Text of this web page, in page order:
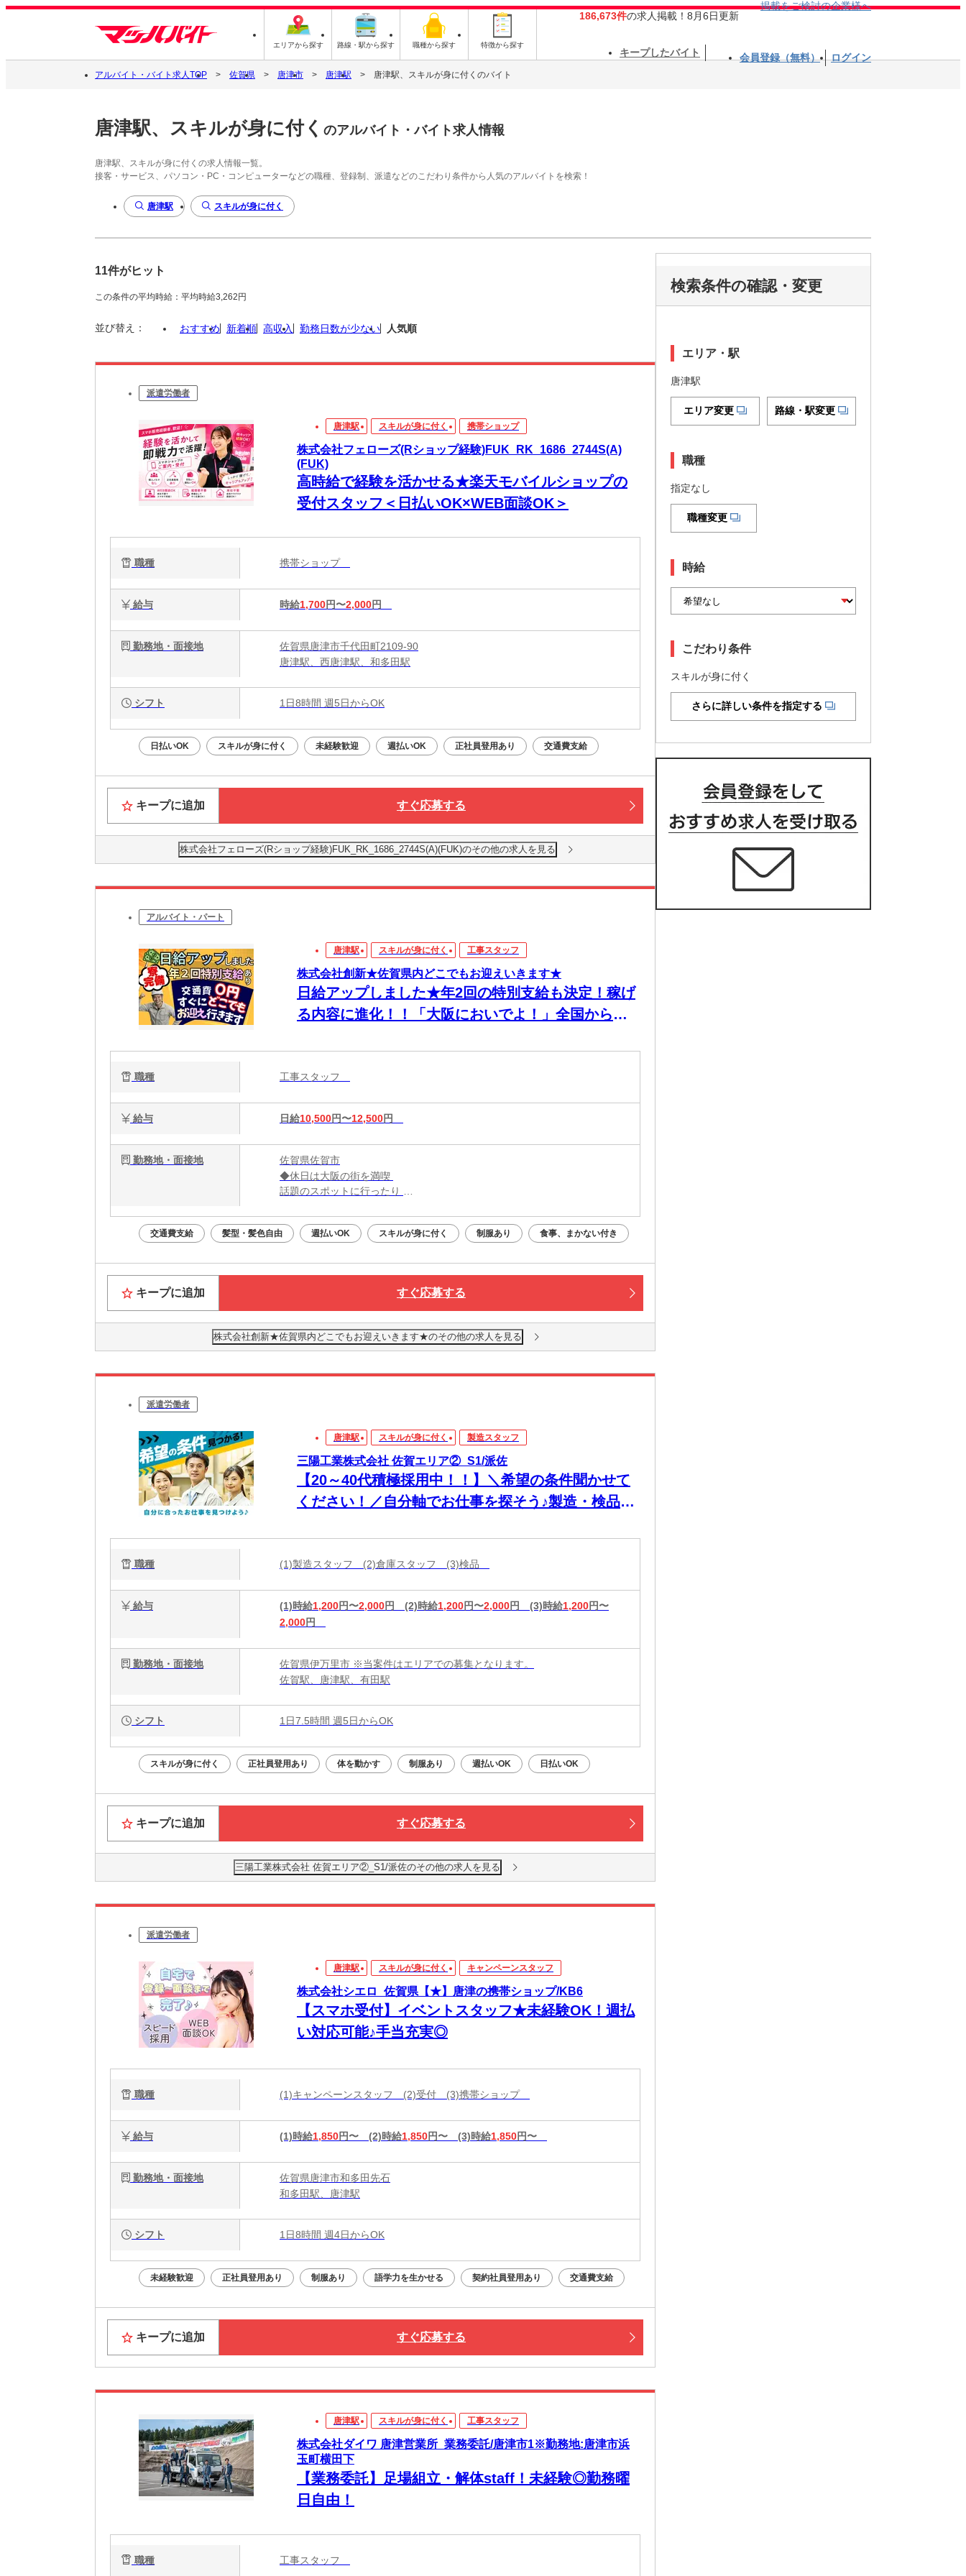
エリアから探す 路線・駅から探す 職種から探す 特徴から探す
186,673件の求人掲載！8月6日更新
掲載をご検討の企業様へ
キープしたバイト 会員登録（無料） ログイン
アルバイト・バイト求人TOP 佐賀県 唐津市 唐津駅 唐津駅、スキルが身に付くのバイト
唐津駅、スキルが身に付く のアルバイト・バイト求人情報
唐津駅、スキルが身に付くの求人情報一覧。
接客・サービス、パソコン・PC・コンピューターなどの職種、登録制、派遣などのこだわり条件から人気のアルバイトを検索！
唐津駅 スキルが身に付く
11件がヒット
この条件の平均時給：平均時給3,262円
並び替え： おすすめ 新着順 高収入 勤務日数が少ない 人気順
派遣労働者
唐津駅 スキルが身に付く 携帯ショップ
株式会社フェローズ(Rショップ経験)FUK_RK_1686_2744S(A)
(FUK)
高時給で経験を活かせる★楽天モバイルショップの
受付スタッフ＜日払いOK×WEB面談OK＞
職種 携帯ショップ
給与 時給1,700円〜2,000円
勤務地・面接地
佐賀県唐津市千代田町2109-90
唐津駅、西唐津駅、和多田駅
シフト 1日8時間 週5日からOK
日払いOK スキルが身に付く 未経験歓迎 週払いOK 正社員登用あり 交通費支給
キープに追加 すぐ応募する
株式会社フェローズ(Rショップ経験)FUK_RK_1686_2744S(A)(FUK)のその他の求人を見る
アルバイト・パート
唐津駅 スキルが身に付く 工事スタッフ
株式会社創新★佐賀県内どこでもお迎えいきます★
日給アップしました★年2回の特別支給も決定！稼げ
る内容に進化！！「大阪においでよ！」全国からス
職種 工事スタッフ
給与 日給10,500円〜12,500円
勤務地・面接地
佐賀県佐賀市
◆休日は大阪の街を満喫
話題のスポットに行ったり
＼大阪で新生活はじめよう！／
★全国どこからでも応募OK！
お近くまでお迎えに行きますよ！
★すぐに住める【寮完備】
家具家電つき・ご飯も３食付いて快適♪
6月には新しい寮もOPENしました！
大阪で「働く・暮らす・楽しむ」全部叶います！
交通費支給 髪型・髪色自由 週払いOK スキルが身に付く 制服あり 食事、まかない付き
キープに追加 すぐ応募する
株式会社創新★佐賀県内どこでもお迎えいきます★のその他の求人を見る
派遣労働者
唐津駅 スキルが身に付く 製造スタッフ
三陽工業株式会社 佐賀エリア②_S1/派佐
【20～40代積極採用中！！】＼希望の条件聞かせて
ください！／自分軸でお仕事を探そう♪製造・検品な
職種 (1)製造スタッフ (2)倉庫スタッフ (3)検品
給与 (1)時給1,200円〜2,000円 (2)時給1,200円〜2,000円 (3)時給1,200円〜
2,000円
勤務地・面接地
佐賀県伊万里市 ※当案件はエリアでの募集となります。
佐賀駅、唐津駅、有田駅
シフト 1日7.5時間 週5日からOK
スキルが身に付く 正社員登用あり 体を動かす 制服あり 週払いOK 日払いOK
キープに追加 すぐ応募する
三陽工業株式会社 佐賀エリア②_S1/派佐のその他の求人を見る
派遣労働者
唐津駅 スキルが身に付く キャンペーンスタッフ
株式会社シエロ_佐賀県【★】唐津の携帯ショップ/KB6
【スマホ受付】イベントスタッフ★未経験OK！週払
い対応可能♪手当充実◎
職種 (1)キャンペーンスタッフ (2)受付 (3)携帯ショップ
給与 (1)時給1,850円〜 (2)時給1,850円〜 (3)時給1,850円〜
勤務地・面接地
佐賀県唐津市和多田先石
和多田駅、唐津駅
シフト 1日8時間 週4日からOK
未経験歓迎 正社員登用あり 制服あり 語学力を生かせる 契約社員登用あり 交通費支給
キープに追加 すぐ応募する
唐津駅 スキルが身に付く 工事スタッフ
株式会社ダイワ 唐津営業所_業務委託/唐津市1※勤務地:唐津市浜
玉町横田下
【業務委託】足場組立・解体staff！未経験◎勤務曜
日自由！
職種 工事スタッフ
検索条件の確認・変更
エリア・駅
唐津駅
エリア変更 路線・駅変更
職種
指定なし
職種変更
時給
こだわり条件
スキルが身に付く
さらに詳しい条件を指定する